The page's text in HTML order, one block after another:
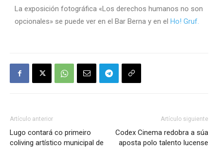
La exposición fotográfica «Los derechos humanos no son
opcionales» se puede ver en el Bar Berna y en el Ho! Gruf.
Artículo anterior
Lugo contará co primeiro
coliving artístico municipal de
Artículo siguiente
Codex Cinema redobra a súa
aposta polo talento lucense